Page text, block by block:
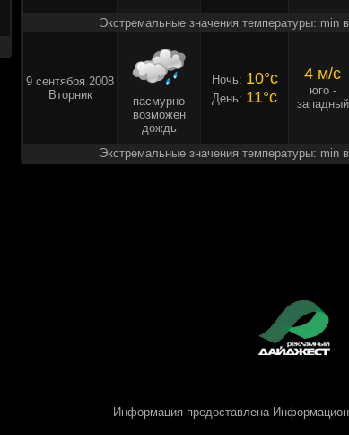
Экстремальные значения температуры: min
9 сентября 2008
Вторник
пасмурно
возможен
дождь
Ночь: 10°c
День: 11°c
4 м/c
юго -
западный
Экстремальные значения температуры: min
Информация предоставлена